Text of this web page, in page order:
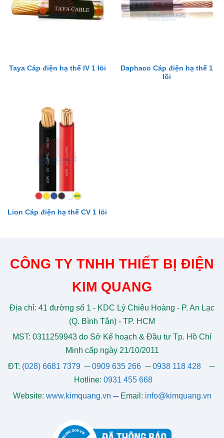
Taya Cáp điện hạ thế IV 1 lõi
Daphaco Cáp điện hạ thế 1
lõi
Lion Cáp điện hạ thế CV 1 lõi
CÔNG TY TNHH THIẾT BỊ ĐIỆN
KIM QUANG
Địa chỉ: 41 đường số 1 - KDC Lý Chiêu Hoàng - P. An Lạc
(Q. Bình Tân) - TP. HCM
MST: 0311259943 do Sở Kế hoạch & Đầu tư Tp. Hồ Chí
Minh cấp ngày 21/10/2011
ĐT: (028) 6681 7379 ─0909 635 266─0938 118 428─
Hotline: 0931 455 668
Website: www.kimquang.vn ─ Email: info@kimquang.vn